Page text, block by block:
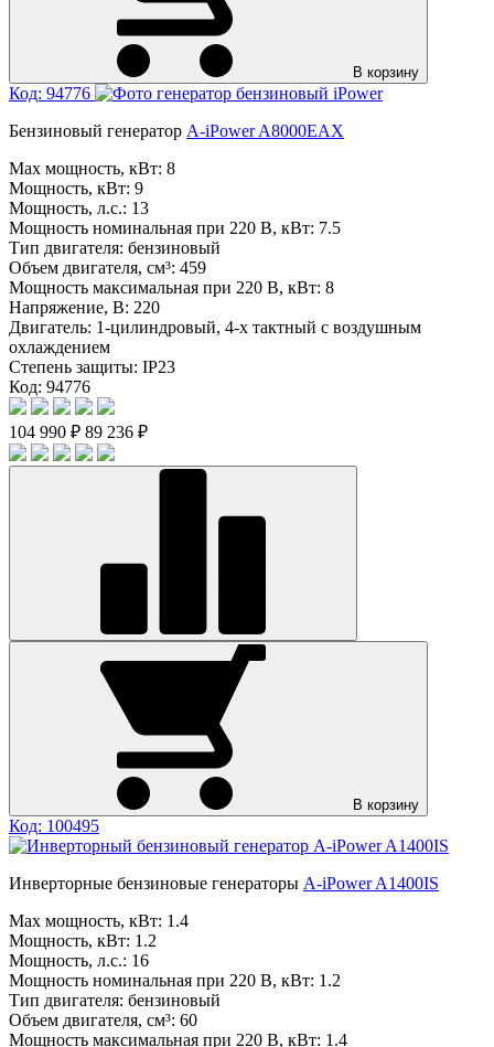
В корзину
Код: 94776
Бензиновый генератор A-iPower A8000EAX
Max мощность, кВт: 8
Мощность, кВт: 9
Мощность, л.с.: 13
Мощность номинальная при 220 В, кВт: 7.5
Тип двигателя: бензиновый
Объем двигателя, см³: 459
Мощность максимальная при 220 В, кВт: 8
Напряжение, В: 220
Двигатель: 1-цилиндровый, 4-х тактный с воздушным
охлаждением
Степень защиты: IP23
Код: 94776
104 990 ₽ 89 236 ₽
В корзину
Код: 100495
Инверторные бензиновые генераторы A-iPower A1400IS
Max мощность, кВт: 1.4
Мощность, кВт: 1.2
Мощность, л.с.: 16
Мощность номинальная при 220 В, кВт: 1.2
Тип двигателя: бензиновый
Объем двигателя, см³: 60
Мощность максимальная при 220 В, кВт: 1.4